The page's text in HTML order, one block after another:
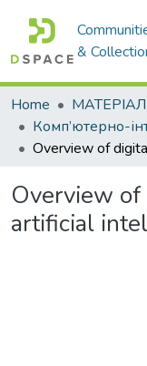
&
Home
Overview
artificial